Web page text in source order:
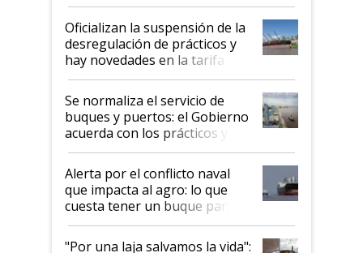
Oficializan la suspensión de la
desregulación de prácticos y
hay novedades en la tarifa de
la hidrovía
Se normaliza el servicio de
buques y puertos: el Gobierno
acuerda con los prácticos y
suspende el decreto de
desregulación
Alerta por el conflicto naval
que impacta al agro: lo que
cuesta tener un buque parado
y el peligro de que Argentina
pase a ser "país sucio"
"Por una laja salvamos la vida":